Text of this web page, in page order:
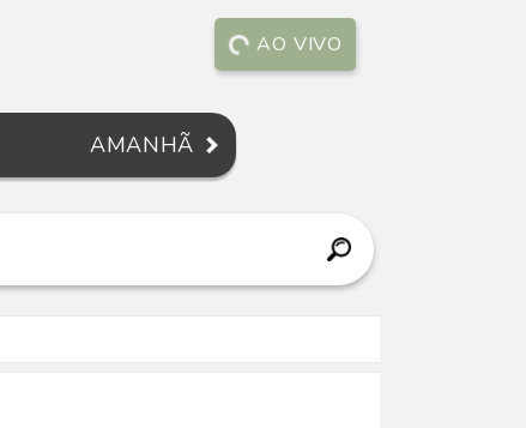
AO VIVO
AMANHÃ